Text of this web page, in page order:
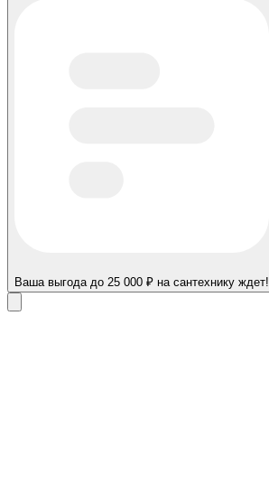
Ваша выгода до 25 000 ₽ на сантехнику ждет!